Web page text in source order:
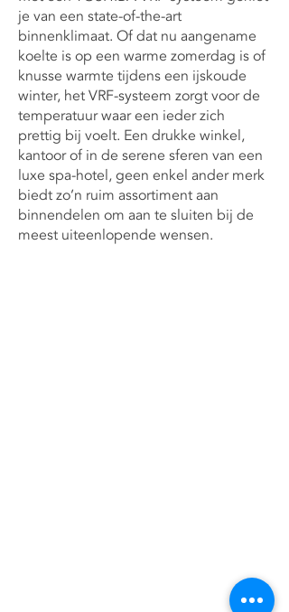
je van een state-of-the-art
binnenklimaat. Of dat nu aangename
koelte is op een warme zomerdag is of
knusse warmte tijdens een ijskoude
winter, het VRF-systeem zorgt voor de
temperatuur waar een ieder zich
prettig bij voelt. Een drukke winkel,
kantoor of in de serene sferen van een
luxe spa-hotel, geen enkel ander merk
biedt zo’n ruim assortiment aan
binnendelen om aan te sluiten bij de
meest uiteenlopende wensen.